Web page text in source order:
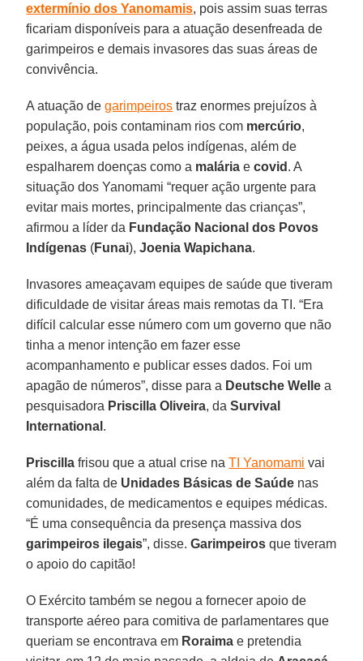
extermínio dos Yanomamis, pois assim suas terras
ficariam disponíveis para a atuação desenfreada de
garimpeiros e demais invasores das suas áreas de
convivência.
A atuação degarimpeiros traz enormes prejuízos à
população, pois contaminam rios com mercúrio,
peixes, a água usada pelos indígenas, além de
espalharem doenças como a malária e covid . A
situação dos Yanomami “requer ação urgente para
evitar mais mortes, principalmente das crianças”,
afirmou a líder da Fundação Nacional dos Povos
Indígenas (Funai),Joenia Wapichana.
Invasores ameaçavam equipes de saúde que tiveram
dificuldade de visitar áreas mais remotas da TI. “Era
difícil calcular esse número com um governo que não
tinha a menor intenção em fazer esse
acompanhamento e publicar esses dados. Foi um
apagão de números”, disse para a Deutsche Welle a
pesquisadora Priscilla Oliveira, da Survival
International .
Priscilla frisou que a atual crise naTI Yanomami vai
além da falta de Unidades Básicas de Saúde nas
comunidades, de medicamentos e equipes médicas.
“É uma consequência da presença massiva dos
garimpeiros ilegais”, disse.Garimpeiros que tiveram
o apoio do capitão!
O Exército também se negou a fornecer apoio de
transporte aéreo para comitiva de parlamentares que
queriam se encontrava em Roraima e pretendia